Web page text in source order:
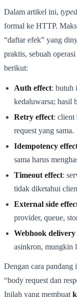
Dalam artikel ini,
formal ke HTTP.
“daftar efek” yang
praktis, sebuah
berikut:
Auth effect: butuh
kedaluwarsa; hasil
Retry effect: client
request yang sama.
Idempotency
sama harus
Timeout effect:
tidak diketahui
External side
provider, queue,
Webhook delivery
asinkron, mungkin
Dengan cara pandang
“body request dan
Inilah yang membuat